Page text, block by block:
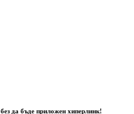
да бъде приложен хиперлинк!